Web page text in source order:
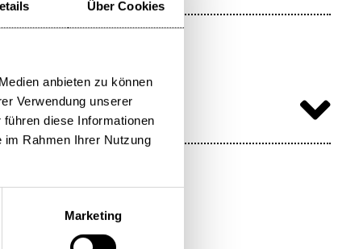
Über Cookies
anbieten zu können
Verwendung unserer
diese Informationen
im Rahmen Ihrer Nutzung
Marketing